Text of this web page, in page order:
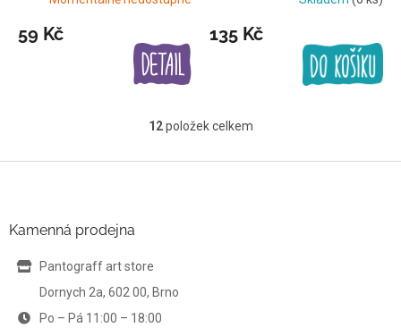
59 Kč 135 Kč
O
l
12položek celkem
Kamenná prodejna
Pantograff art store
Dornych 2a, 602 00, Brno
Po – Pá 11:00 – 18:00